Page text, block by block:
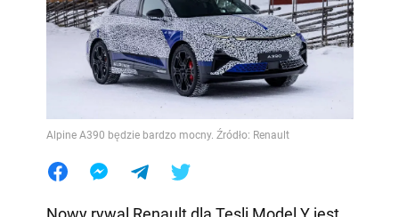
Alpine A390 będzie bardzo mocny. Źródło: Renault